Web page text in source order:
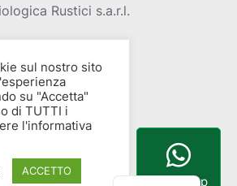
Rustici s.a.r.l.
del grazi, 4
sul nostro sito
su "Accetta"
di TUTTI i
l'informativa
ACCETTO
WhatsApp
English